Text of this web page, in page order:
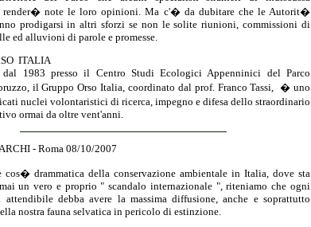
render� note le loro opinioni. Ma c'� da dubitare che le Autorit�
prodigarsi in altri sforzi se non le solite riunioni, commissioni di
ed alluvioni di parole e promesse.
ITALIA
1983 presso il Centro Studi Ecologici Appenninici del Parco
il Gruppo Orso Italia, coordinato dal prof. Franco Tassi, � uno
nuclei volontaristici di ricerca, impegno e difesa dello straordinario
ormai da oltre vent'anni.
- Roma 08/10/2007
drammatica della conservazione ambientale in Italia, dove sta
un vero e proprio " scandalo internazionale ", riteniamo che ogni
debba avere la massima diffusione, anche e soprattutto
nostra fauna selvatica in pericolo di estinzione.